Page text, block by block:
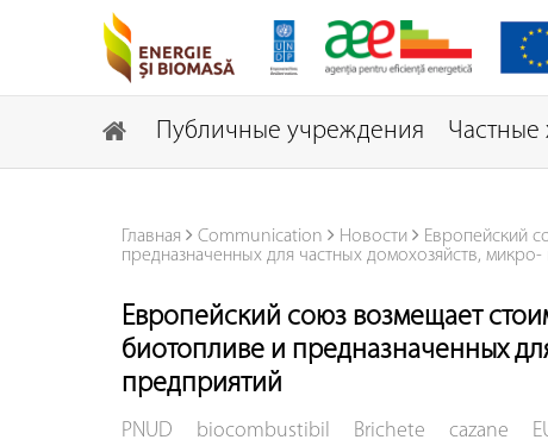
Публичные учреждения Частные
Главная Communication Новости
Европейский
предназначенных для частных домохозяйств,
Европейский союз возмещает
биотопливе и предназначенных
предприятий
PNUD biocombustibil Brichete cazane